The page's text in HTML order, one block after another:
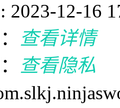
2023-12-16
查看详情
查看隐私